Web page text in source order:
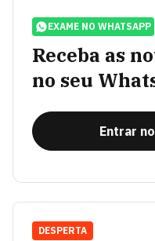
EXAME NO WHATSAPP
Receba as
no seu
Entrar
DESPERTA